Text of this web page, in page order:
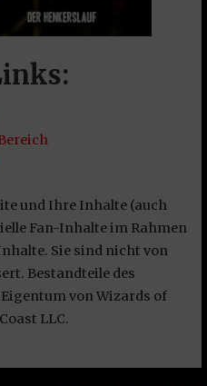
und Ihre Inhalte (auch
Fan-Inhalte im Rahmen
Sie sind nicht von
Bestandteile des
von Wizards of
LLC.